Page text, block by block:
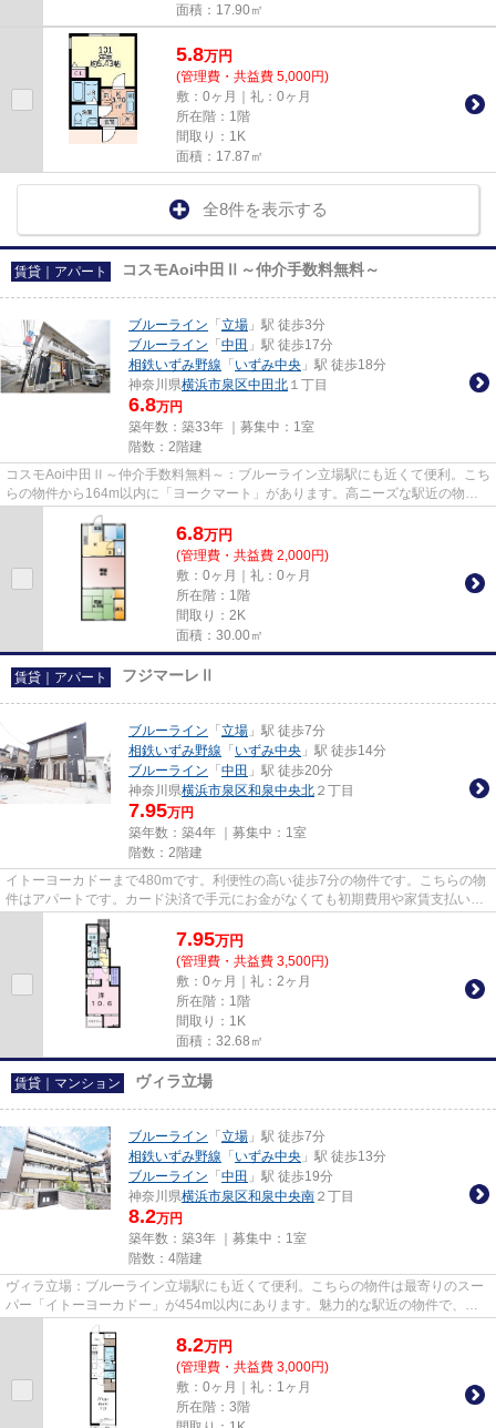
面積：17.90㎡
5.8万円
(管理費・共益費 5,000円)
敷：0ヶ月｜礼：0ヶ月
所在階：1階
間取り：1K
面積：17.87㎡
全8件を表示する
賃貸｜アパート コスモAoi中田Ⅱ～仲介手数料無料～
ブルーライン 「 立場 」駅 徒歩3分
ブルーライン 「 中田 」駅 徒歩17分
相鉄いずみ野線 「 いずみ中央 」駅 徒歩18分
神奈川県横浜市泉区中田北 １丁目
6.8万円
築年数：築33年 ｜募集中： 1室
階数：2階建
コスモAoi中田Ⅱ～仲介手数料無料～：ブルーライン立場駅にも近くて便利。こち
らの物件から164m以内に「ヨークマート」があります。高ニーズな駅近の物件
で、徒歩3分で駅に行くことがで...
6.8万円
(管理費・共益費 2,000円)
敷：0ヶ月｜礼：0ヶ月
所在階：1階
間取り：2K
面積：30.00㎡
賃貸｜アパート フジマーレⅡ
ブルーライン 「 立場 」駅 徒歩7分
相鉄いずみ野線 「 いずみ中央 」駅 徒歩14分
ブルーライン 「 中田 」駅 徒歩20分
神奈川県横浜市泉区和泉中央北 ２丁目
7.95万円
築年数：築4年 ｜募集中： 1室
階数：2階建
イトーヨーカドーまで480mです。利便性の高い徒歩7分の物件です。こちらの物
件はアパートです。カード決済で手元にお金がなくても初期費用や家賃支払いが
できます。ブルーライン立場近...
7.95万円
(管理費・共益費 3,500円)
敷：0ヶ月｜礼：2ヶ月
所在階：1階
間取り：1K
面積：32.68㎡
賃貸｜マンション ヴィラ立場
ブルーライン 「 立場 」駅 徒歩7分
相鉄いずみ野線 「 いずみ中央 」駅 徒歩13分
ブルーライン 「 中田 」駅 徒歩19分
神奈川県横浜市泉区和泉中央南 ２丁目
8.2万円
築年数：築3年 ｜募集中： 1室
階数：4階建
ヴィラ立場：ブルーライン立場駅にも近くて便利。こちらの物件は最寄りのスー
パー「イトーヨーカドー」が454m以内にあります。魅力的な駅近の物件で、駅
まで徒歩7分です。こちらの物件...
8.2万円
(管理費・共益費 3,000円)
敷：0ヶ月｜礼：1ヶ月
所在階：3階